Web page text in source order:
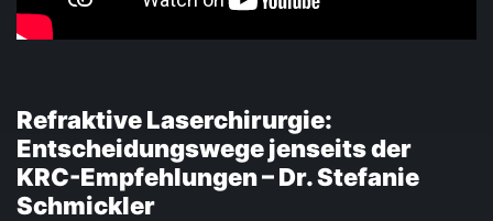
Refraktive Laserchirurgie:
Entscheidungswege jenseits der
KRC-Empfehlungen – Dr. Stefanie
Schmickler